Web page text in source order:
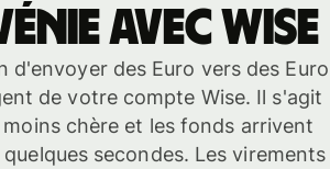
avec Wise
d'envoyer des Euro vers des Euro
de votre compte Wise. Il s'agit
chère et les fonds arrivent
secondes. Les virements